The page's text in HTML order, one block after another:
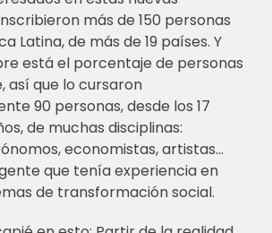
más de 150 personas
Latina, de más de 19 países. Y
está el porcentaje de personas
así que lo cursaron
90 personas, desde los 17
de muchas disciplinas:
economistas, artistas…
que tenía experiencia en
de transformación social.